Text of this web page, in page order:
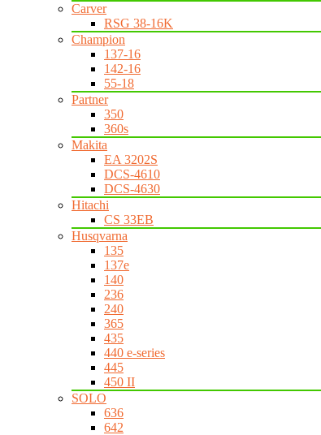
Carver
RSG 38-16K
Champion
137-16
142-16
55-18
Partner
350
360s
Makita
EA 3202S
DCS-4610
DCS-4630
Hitachi
CS 33EB
Husqvarna
135
137e
140
236
240
365
435
440 e-series
445
450 II
SOLO
636
642